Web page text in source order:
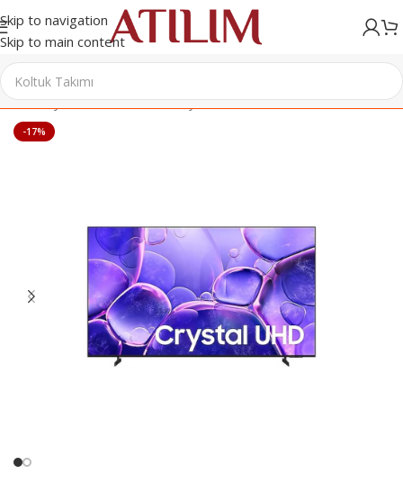
Skip to navigation
Skip to main content
Ana Sayfa/Elektronik/Televizyon
-17%